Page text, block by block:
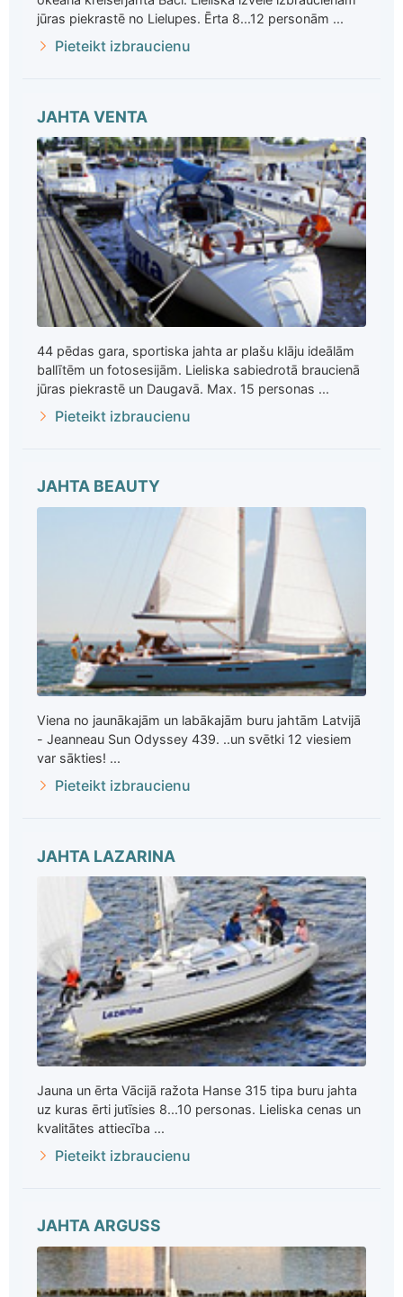
jūras piekrastē no Lielupes. Ērta 8...12 personām ...
Pieteikt izbraucienu
JAHTA VENTA
44 pēdas gara, sportiska jahta ar plašu klāju ideālām
ballītēm un fotosesijām. Lieliska sabiedrotā braucienā
jūras piekrastē un Daugavā. Max. 15 personas ...
Pieteikt izbraucienu
JAHTA BEAUTY
Viena no jaunākajām un labākajām buru jahtām Latvijā
- Jeanneau Sun Odyssey 439. ..un svētki 12 viesiem
var sākties! ...
Pieteikt izbraucienu
JAHTA LAZARINA
Jauna un ērta Vācijā ražota Hanse 315 tipa buru jahta
uz kuras ērti jutīsies 8...10 personas. Lieliska cenas un
kvalitātes attiecība ...
Pieteikt izbraucienu
JAHTA ARGUSS